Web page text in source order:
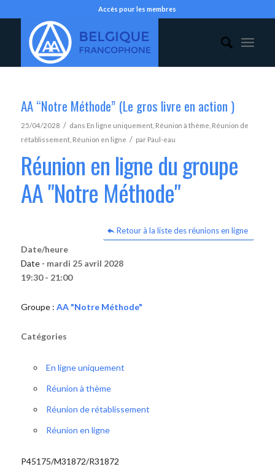
Accès pour les membres
AA “Notre Méthode” (Le gros livre en action )
25/04/2028 / dans En ligne uniquement, Réunion à thème Réunion de
rétablissement, Réunion en ligne / par Paul-eau
Réunion en ligne du groupe
AA "Notre Méthode"
Retour à la liste des réunions en ligne
Date/heure
Date - mardi 25 avril 2028
19:30 - 21:00
Groupe : AA "Notre Méthode"
Catégories
En ligne uniquement
Réunion à thème
Réunion de rétablissement
Réunion en ligne
P45175/M31872/R31872